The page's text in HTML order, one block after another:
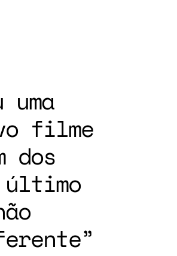
filme
dos
último